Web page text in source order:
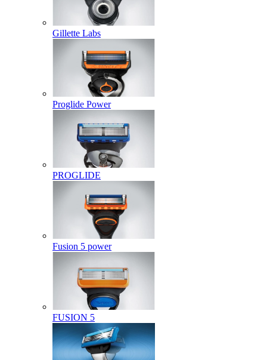
Gillette Labs
Proglide Power
PROGLIDE
Fusion 5 power
FUSION 5